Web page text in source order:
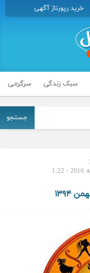
خرید رپورتاژ آگهی
سبک زندگی سرگرمی
جستجو